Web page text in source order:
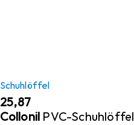
Schuhlöffel
EUR
25,87
Collonil PVC-Schuhlöffel